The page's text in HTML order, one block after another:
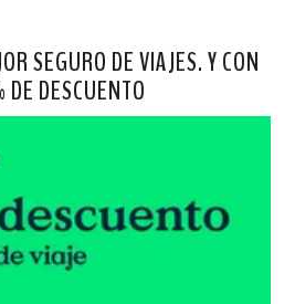
SEGURO DE VIAJES. Y CON
DE DESCUENTO